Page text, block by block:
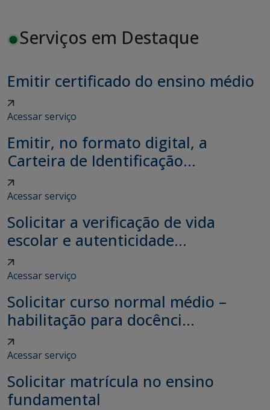
Serviços em Destaque
Emitir certificado do ensino médio
Acessar serviço
Emitir, no formato digital, a
Carteira de Identificação...
Acessar serviço
Solicitar a verificação de vida
escolar e autenticidade...
Acessar serviço
Solicitar curso normal médio –
habilitação para docênci...
Acessar serviço
Solicitar matrícula no ensino
fundamental